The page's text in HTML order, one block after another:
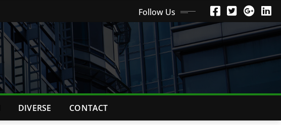
Follow Us
DIVERSE CONTACT